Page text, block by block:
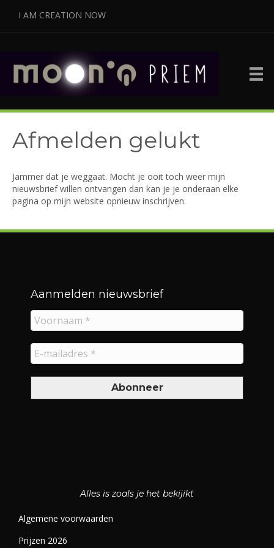
I AM CREATION NOW
Afmelden gelukt
Jammer dat je weggaat. Mocht je ooit toch weer mijn
nieuwsbrief willen ontvangen dan kan je je onderaan elke
pagina op mijn website opnieuw inschrijven.
Aanmelden nieuwsbrief
Alles is zoals je het bekijikt
Algemene voorwaarden
Prijzen 2026